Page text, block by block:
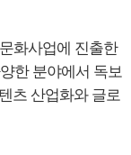
화사업에 진출한
한 분야에서 독보
츠 산업화와 글로